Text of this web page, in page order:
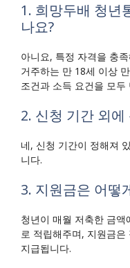
1. 희망두배 청년
나요?
아니요, 특정 자격을 충
거주하는 만 18세 이상
조건과 소득 요건을 모두
2. 신청 기간 외
네, 신청 기간이 정해져
니다.
3. 지원금은 어떻
청년이 매월 저축한 금
로 적립해주며, 지원금
지급됩니다.